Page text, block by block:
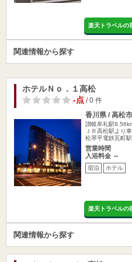
楽天トラベルの
関連情報から探す
ホテルＮｏ．１高松
-点/ 0 件
香川県 / 高松市
讃岐牟礼駅
ＪＲ高松駅より
松琴平電鉄瓦町
営業時間
入浴料金 ～
宿泊 ホテル
楽天トラベルの
関連情報から探す